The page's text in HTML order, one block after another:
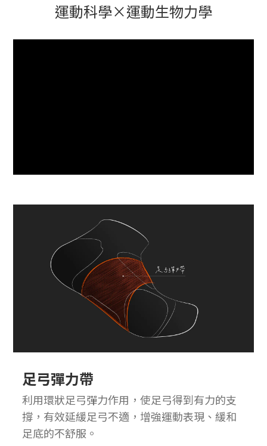
運動科學×運動生物力學
足弓彈力帶
利用環狀足弓彈力作用，使足弓得到有力的支
撐，有效延緩足弓不適，增強運動表現、緩和
足底的不舒服。